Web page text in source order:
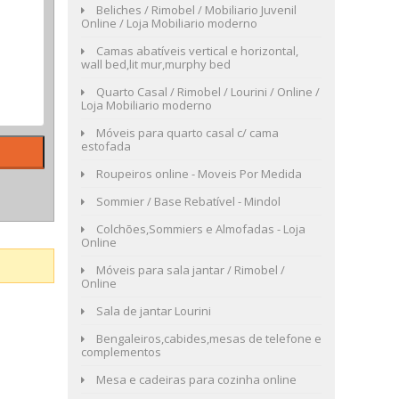
Beliches / Rimobel / Mobiliario Juvenil
Online / Loja Mobiliario moderno
Camas abatíveis vertical e horizontal,
wall bed,lit mur,murphy bed
Quarto Casal / Rimobel / Lourini / Online /
Loja Mobiliario moderno
Móveis para quarto casal c/ cama
estofada
Roupeiros online - Moveis Por Medida
Sommier / Base Rebatível - Mindol
Colchões,Sommiers e Almofadas - Loja
Online
Móveis para sala jantar / Rimobel /
Online
Sala de jantar Lourini
Bengaleiros,cabides,mesas de telefone e
complementos
Mesa e cadeiras para cozinha online